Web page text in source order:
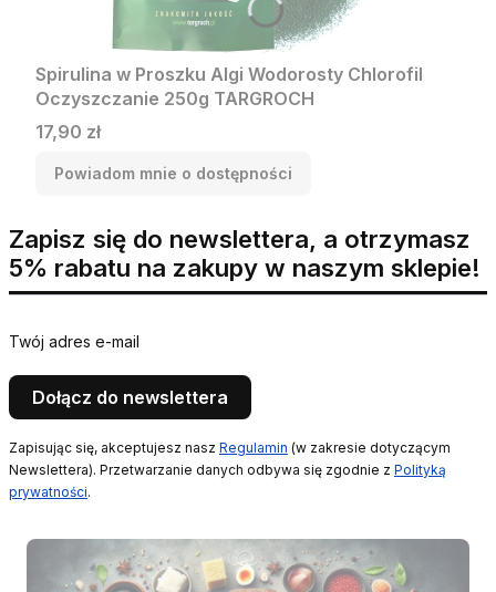
Spirulina w Proszku Algi Wodorosty Chlorofil
Oczyszczanie 250g TARGROCH
Cena
17,90 zł
Powiadom mnie o dostępności
Zapisz się do newslettera, a otrzymasz
5% rabatu na zakupy w naszym sklepie!
Twój adres e-mail
Dołącz do newslettera
Zapisując się, akceptujesz nasz Regulamin (w zakresie dotyczącym
Newslettera). Przetwarzanie danych odbywa się zgodnie z Polityką
prywatności.